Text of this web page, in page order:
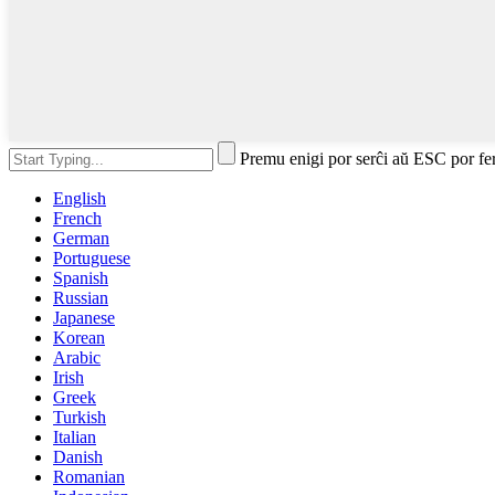
Premu enigi por serĉi aŭ ESC por
English
French
German
Portuguese
Spanish
Russian
Japanese
Korean
Arabic
Irish
Greek
Turkish
Italian
Danish
Romanian